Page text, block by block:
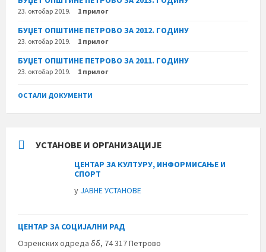
23. октобар 2019. 1 прилог
БУЏЕТ ОПШТИНЕ ПЕТРОВО ЗА 2012. ГОДИНУ
23. октобар 2019. 1 прилог
БУЏЕТ ОПШТИНЕ ПЕТРОВО ЗА 2011. ГОДИНУ
23. октобар 2019. 1 прилог
ОСТАЛИ ДОКУМЕНТИ
УСТАНОВЕ И ОРГАНИЗАЦИЈЕ
ЦЕНТАР ЗА КУЛТУРУ, ИНФОРМИСАЊЕ И
СПОРТ
у ЈАВНЕ УСТАНОВЕ
ЦЕНТАР ЗА СОЦИЈАЛНИ РАД
Озренских одреда бб, 74 317 Петрово